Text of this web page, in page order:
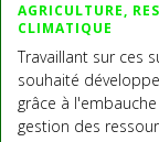
AGRICULTURE,
CLIMATIQUE
Travaillant sur ces
souhaité
grâce à
gestion des